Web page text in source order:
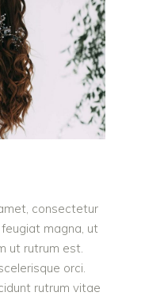
consectetur
magna, ut
ut rutrum est.
orci.
rutrum vitae